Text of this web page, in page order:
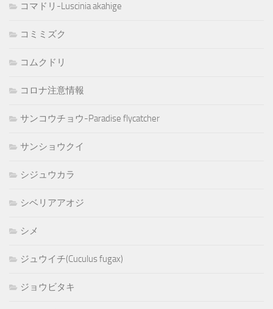
コマドリ-Luscinia akahige
コミミズク
コムクドリ
コロナ注意情報
サンコウチョウ-Paradise flycatcher
サンショウクイ
シジュウカラ
シベリアアオジ
シメ
ジュウイチ(Cuculus fugax)
ジョウビタキ